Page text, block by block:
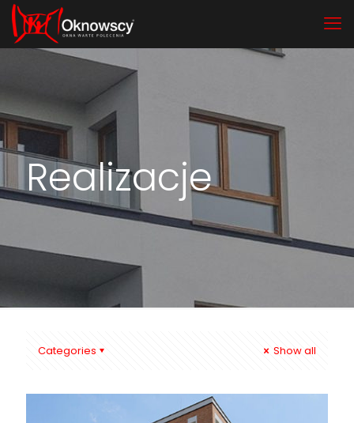
Realizacje
Categories Show all